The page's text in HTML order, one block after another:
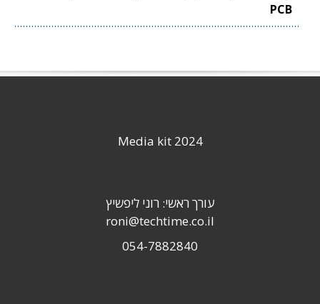
PCB
Media kit 2024
עורך ראשי: רוני ליפשיץ
roni@techtime.co.il
054-7882840